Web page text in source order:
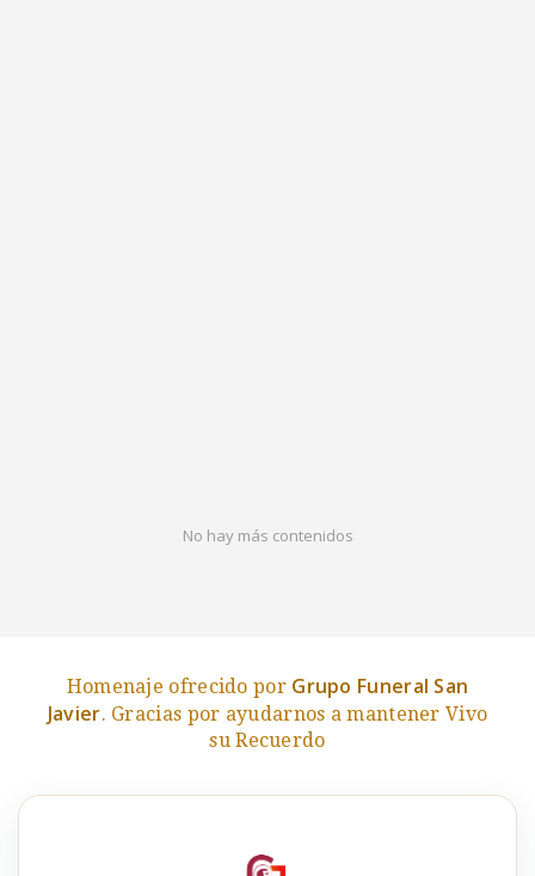
No hay más contenidos
Homenaje ofrecido por Grupo Funeral San
Javier. Gracias por ayudarnos a mantener Vivo
su Recuerdo